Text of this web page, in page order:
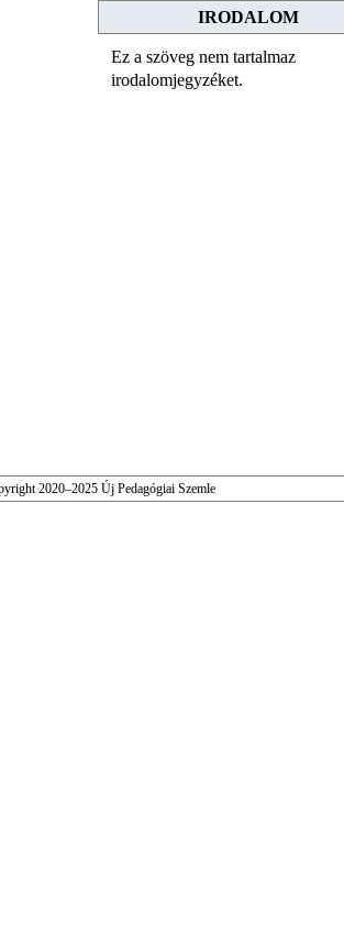
IRODALOM
Ez a szöveg nem tartalmaz
irodalomjegyzéket.
2020–2025 Új Pedagógiai Szemle